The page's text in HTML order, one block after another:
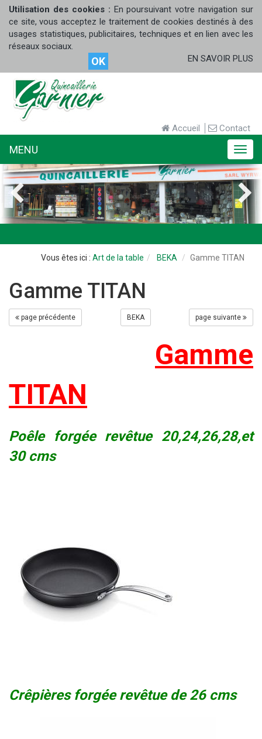
Utilisation des cookies : En poursuivant votre navigation sur
ce site, vous acceptez le traitement de cookies destinés à des
usages statistiques, publicitaires, techniques et en lien avec les
réseaux sociaux.
OK EN SAVOIR PLUS
Accueil Contact
MENU
MENU
Art de la table BEKA Gamme TITAN
Gamme TITAN
page précédente BEKA page suivante
Gamme
TITAN
Poêle forgée revêtue 20,24,26,28,et
30 cms
Crêpières forgée revêtue de 26 cms